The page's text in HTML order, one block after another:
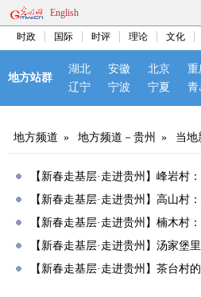
English
时政 国际 时评 理论 文化
地方站群
湖北 安徽 北京 重
辽宁
宁波 宁夏 青
地方频道 » 地方频道－贵州 » 当地
【新春走基层·走进贵州】峰岩村
【新春走基层·走进贵州】高山村
【新春走基层·走进贵州】楠木村
【新春走基层·走进贵州】汤家堡
【新春走基层·走进贵州】茶台村